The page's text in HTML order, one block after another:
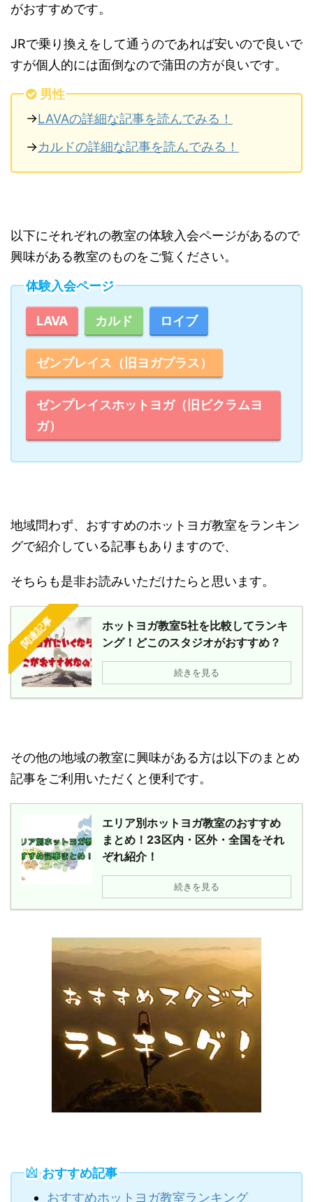
がおすすめです。
JRで乗り換えをして通うのであれば安いので良いで
すが個人的には面倒なので蒲田の方が良いです。
男性
→LAVAの詳細な記事を読んでみる！
→カルドの詳細な記事を読んでみる！
以下にそれぞれの教室の体験入会ページがあるので
興味がある教室のものをご覧ください。
体験入会ページ
LAVA カルド ロイブ
ゼンプレイス（旧ヨガプラス）
ゼンプレイスホットヨガ（旧ビクラムヨ
ガ）
地域問わず、おすすめのホットヨガ教室をランキン
グで紹介している記事もありますので、
そちらも是非お読みいただけたらと思います。
関連記事
ホットヨガ教室5社を比較してランキ
ング！どこのスタジオがおすすめ？
続きを見る
その他の地域の教室に興味がある方は以下のまとめ
記事をご利用いただくと便利です。
エリア別ホットヨガ教室のおすすめ
まとめ！23区内・区外・全国をそれ
ぞれ紹介！
続きを見る
おすすめ記事
おすすめホットヨガ教室ランキング